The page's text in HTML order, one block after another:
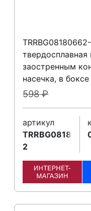
твердосплавная
заостренным
насечка, в боксе
598₽
артикул
2